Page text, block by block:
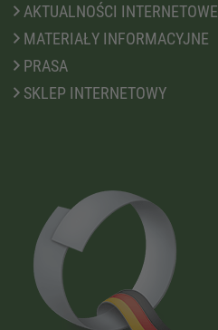
AKTUALNOŚCI INTERNETOWE
MATERIAŁY INFORMACYJNE
PRASA
SKLEP INTERNETOWY